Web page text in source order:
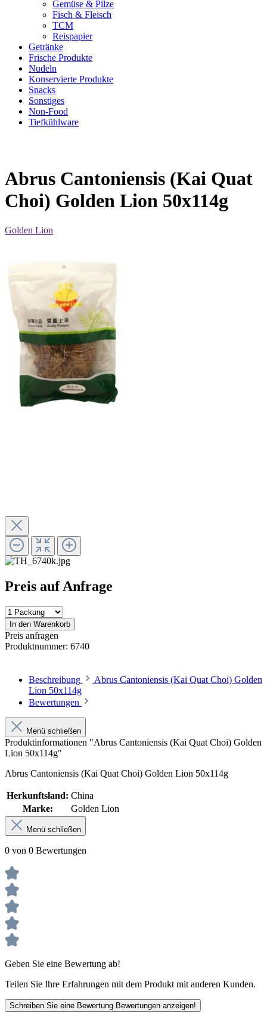
Gemüse & Pilze
Fisch & Fleisch
TCM
Reispapier
Getränke
Frische Produkte
Nudeln
Konservierte Produkte
Snacks
Sonstiges
Non-Food
Tiefkühlware
Abrus Cantoniensis (Kai Quat
Choi) Golden Lion 50x114g
Golden Lion
Preis auf Anfrage
In den Warenkorb
Preis anfragen
Produktnummer: 6740
Beschreibung
Abrus Cantoniensis (Kai Quat Choi) Golden
Lion 50x114g
Bewertungen
Menü schließen
Produktinformationen "Abrus Cantoniensis (Kai Quat Choi) Golden
Lion 50x114g"
Abrus Cantoniensis (Kai Quat Choi) Golden Lion 50x114g
Herkunftsland: China
Marke:
Golden Lion
Menü schließen
0 von 0 Bewertungen
Geben Sie eine Bewertung ab!
Teilen Sie Ihre Erfahrungen mit dem Produkt mit anderen Kunden.
Schreiben Sie eine Bewertung Bewertungen anzeigen!